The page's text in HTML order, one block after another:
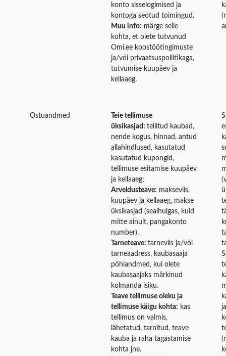
konto sisselogimised ja
kontoga seotud toimingud.
Muu info: märge selle
kohta, et olete tutvunud
Omi.ee koostöötingimuste
ja/või privaatsuspoliitikaga,
tutvumise kuupäev ja
kellaaeg.
Ostuandmed
Teie tellimuse
üksikasjad: tellitud kaubad,
nende kogus, hinnad, antud
allahindlused, kasutatud
kasutatud kupongid,
tellimuse esitamise kuupäev
ja kellaaeg;
Arveldusteave: makseviis,
kuupäev ja kellaaeg, makse
üksikasjad (sealhulgas, kuid
mitte ainult, pangakonto
number).
Tarneteave: tarneviis ja/või
tarneaadress, kaubasaaja
põhiandmed, kui olete
kaubasaajaks märkinud
kolmanda isiku.
Teave tellimuse oleku ja
tellimuse käigu kohta: kas
tellimus on valmis,
lähetatud, tarnitud, teave
kauba ja raha tagastamise
kohta jne.